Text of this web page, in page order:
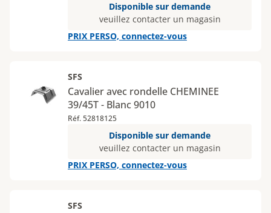
Disponible sur demande
veuillez contacter un magasin
PRIX PERSO, connectez-vous
SFS
Cavalier avec rondelle CHEMINEE
39/45T - Blanc 9010
Réf. 52818125
Disponible sur demande
veuillez contacter un magasin
PRIX PERSO, connectez-vous
SFS